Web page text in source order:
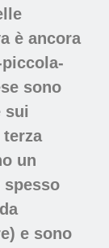
è ancora
sono
sui
un
spesso
e sono